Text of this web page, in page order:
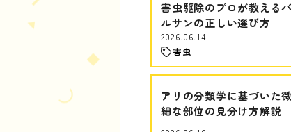
害虫駆除のプロが教えるバ
ルサンの正しい選び方
2026.06.14
害虫
アリの分類学に基づいた微
細な部位の見分け方解説